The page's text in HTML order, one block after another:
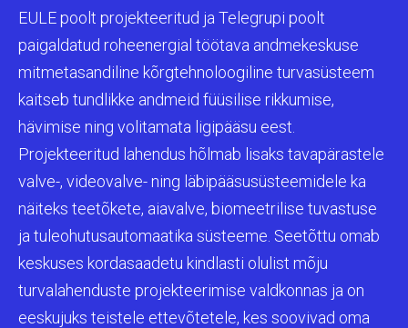
EULE poolt projekteeritud ja Telegrupi poolt
paigaldatud roheenergial töötava andmekeskuse
mitmetasandiline kõrgtehnoloogiline turvasüsteem
kaitseb tundlikke andmeid füüsilise rikkumise,
hävimise ning volitamata ligipääsu eest.
Projekteeritud lahendus hõlmab lisaks tavapärastele
valve-, videovalve- ning läbipääsusüsteemidele ka
näiteks teetõkete, aiavalve, biomeetrilise tuvastuse
ja tuleohutusautomaatika süsteeme. Seetõttu omab
keskuses kordasaadetu kindlasti olulist mõju
turvalahenduste projekteerimise valdkonnas ja on
eeskujuks teistele ettevõtetele, kes soovivad oma